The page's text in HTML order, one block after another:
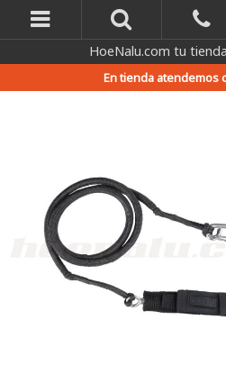
HoeNalu.com tu
En tienda atendemos